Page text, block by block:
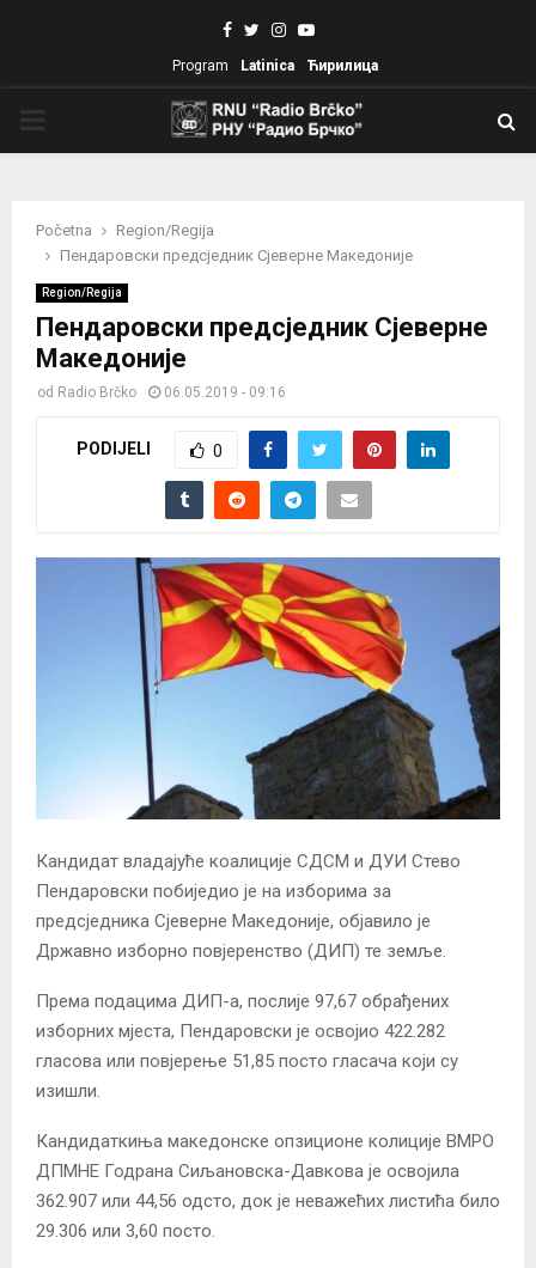
Facebook
TwitterInstagram
Youtube
Program Latinica Ћирилица
Početna
Region/Regija
Пендаровски предсједник Сјеверне Македоније
Region/Regija
Пендаровски предсједник Сјеверне
Македоније
od Radio Brčko 06.05.2019 - 09:16
PODIJELI 0
Кандидат владајуће коалиције СДСМ и ДУИ Стево
Пендаровски побиједио је на изборима за
предсједника Сјеверне Македоније, објавило је
Државно изборно повјеренство (ДИП) те земље.
Према подацима ДИП-а, послије 97,67 обрађених
изборних мјеста, Пендаровски је освојио 422.282
гласова или повјерење 51,85 посто гласача који су
изишли.
Кандидаткиња македонске опзиционе колиције ВМРО
ДПМНЕ Годрана Сиљановска-Давкова је освојила
362.907 или 44,56 одсто, док је неважећих листића било
29.306 или 3,60 посто.